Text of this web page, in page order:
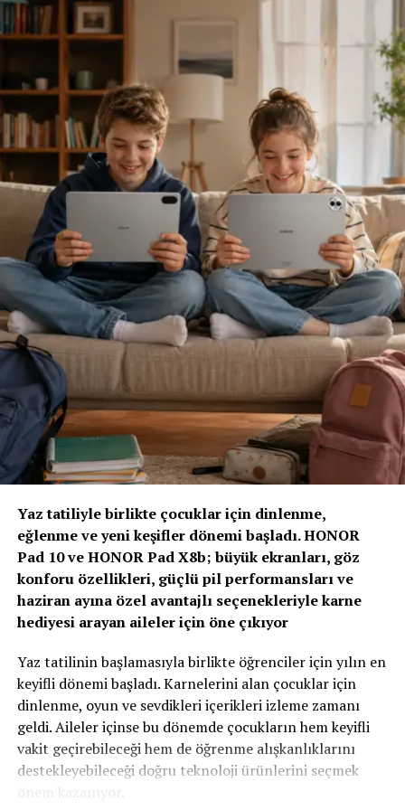
bekleyen en büyük risk, bu değişimlerin hızını hafife
almak olacaktır. Geleceğin rekabetini yalnızca fiyatlama
üzerine kurguladığımızda kaybeden taraf oluruz. Gerçek
rekabet; müşteriyi ve acenteyi daha iyi anlamak, riskleri
daha doğru değerlendirmek üzerine kurulmalıdır.”
Sigortacılığı sezonluk indirim odaklı yapıdan
uzaklaştırmak gerektiğini ifade edenÖlken,sözlerine
şöyle devam etti: “Toplam maliyetleri düşüren,
verimliliği artıran ve müşterilerimize daha erişilebilir
çözümler sunan bir sektör yapısına ihtiyacımız var. Bu
yüzden sektör olarak fabrika ayarlarımıza dönmeliyiz.
Bizim fabrika ayarlarımız; müşteriyi anlamakla başlar,
riski doğru değerlendirmekle, acenteyi güçlendirmekle
ve sürdürülebilir fiyatlama disipliniyle şekillenir. AXA
Türkiye olarak Empati Güvencesi yaklaşımımızı önleyici
sigortacılık anlayışıyla birleştiriyor, Adaptif Sigortacılık
2030 vizyonumuzla geleceğe hazırlanıyoruz. Çünkü
gelecekte değer yaratacak olan, yalnızca gerçekleşen
kayıpları karşılayan değil; hayatı koruyan, riskleri
öngören ve dayanıklılığı artıran sigortacılık modelidir.”
“Yapay Zeka ve Veri, Yeni Dönemin Belirleyicileri
Zirvenin dijitalleşme ve veri odaklı müşteri yönetimi
başlıklı oturumlarında, yapay zeka ve büyük verinin
sigortacılıkta karar alma süreçlerindeki etkisi ele alındı.
AXA Türkiye Satış, Kurumsal İletişim ve Sağlık
Başkanı Sanem Çıngay Buçukoğlu: “Önümüzdeki
daha anlamlı müşteri deneyimlerine dönüştürebilmek
olacak. Yapay zeka bize güçlü araçlar sunuyor; ancak
müşteri güvenini inşa eden temel değerler hâlâ şeffaflık,
tutarlılık ve uzun vadeli ilişki kurabilme becerisidir.
Teknolojinin sağladığı hız ve verimliliği, “Empati
Güvencesi” yaklaşımımızı da arkamıza alarak
Yaz tatiliyle birlikte çocuklar için dinlenme,
eğlenme ve yeni keşifler dönemi başladı. HONOR
Pad 10 ve HONOR Pad X8b; büyük ekranları, göz
konforu özellikleri, güçlü pil performansları ve
haziran ayına özel avantajlı seçenekleriyle karne
hediyesi arayan aileler için öne çıkıyor
Yaz tatilinin başlamasıyla birlikte öğrenciler için yılın en
keyifli dönemi başladı. Karnelerini alan çocuklar için
dinlenme, oyun ve sevdikleri içerikleri izleme zamanı
geldi. Aileler içinse bu dönemde çocukların hem keyifli
vakit geçirebileceği hem de öğrenme alışkanlıklarını
destekleyebileceği doğru teknoloji ürünlerini seçmek
önem kazanıyor.